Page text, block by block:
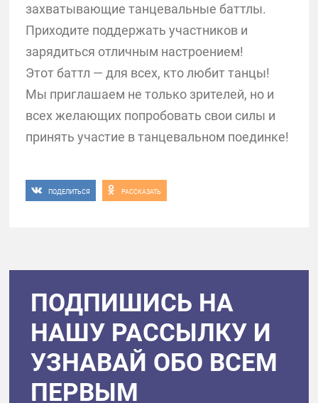
захватывающие танцевальные баттлы.
Приходите поддержать участников и
зарядиться отличным настроением!
Этот баттл — для всех, кто любит танцы!
Мы приглашаем не только зрителей, но и
всех желающих попробовать свои силы и
принять участие в танцевальном поединке!
ПОДЕЛИТЬСЯ РАССКАЗАТЬ
ПОДПИШИСЬ НА
НАШУ РАССЫЛКУ И
УЗНАВАЙ ОБО ВСЕМ
ПЕРВЫМ